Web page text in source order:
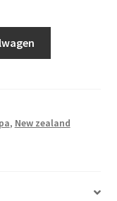
, New zealand